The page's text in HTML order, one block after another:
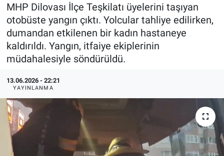
MHP Dilovası İlçe Teşkilatı üyelerini taşıyan
otobüste yangın çıktı. Yolcular tahliye edilirken,
dumandan etkilenen bir kadın hastaneye
kaldırıldı. Yangın, itfaiye ekiplerinin
müdahalesiyle söndürüldü.
13.06.2026 - 22:21
YAYINLANMA
Haber Arşivi